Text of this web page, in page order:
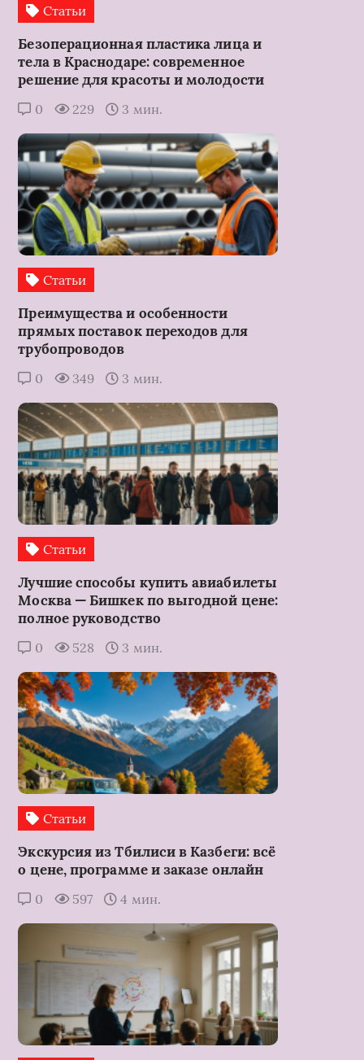
Статьи
Безоперационная пластика лица и
тела в Краснодаре: современное
решение для красоты и молодости
0 229 3 мин.
Статьи
Преимущества и особенности
прямых поставок переходов для
трубопроводов
0 349 3 мин.
Статьи
Лучшие способы купить авиабилеты
Москва — Бишкек по выгодной цене:
полное руководство
0 528 3 мин.
Статьи
Экскурсия из Тбилиси в Казбеги: всё
о цене, программе и заказе онлайн
0 597 4 мин.